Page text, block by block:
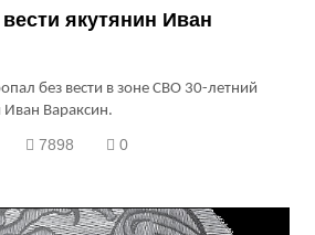
якутянин Иван
без вести в зоне СВО 30-летний
Вараксин.
7898 0